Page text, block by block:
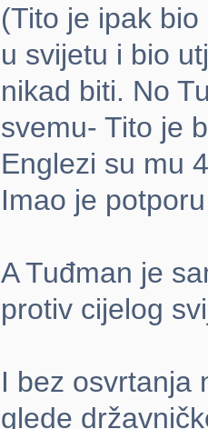
(Tito je ipak
u svijetu i bio
nikad biti. No
svemu- Tito je
Englezi su mu
Imao je
A Tuđman je
protiv cijelog
I bez osvrtanja
glede